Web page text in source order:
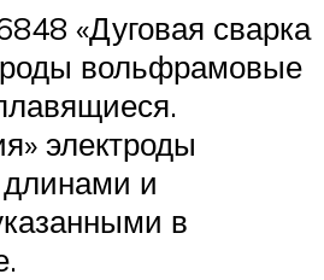
«Дуговая сварка
вольфрамовые
электроды
и
в